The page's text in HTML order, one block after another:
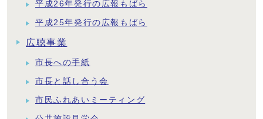
平成26年発行の広報もばら
平成25年発行の広報もばら
広聴事業
市長への手紙
市長と話し合う会
市民ふれあいミーティング